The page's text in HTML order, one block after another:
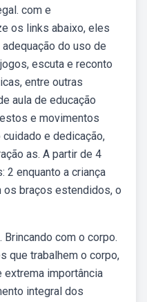
com e
os links abaixo, eles
do uso de
escuta e reconto
entre outras
aula de educação
e movimentos
e dedicação,
as. A partir de 4
2 enquanto a criança
os braços estendidos, o
com o corpo.
que trabalhem o corpo,
importância
integral dos